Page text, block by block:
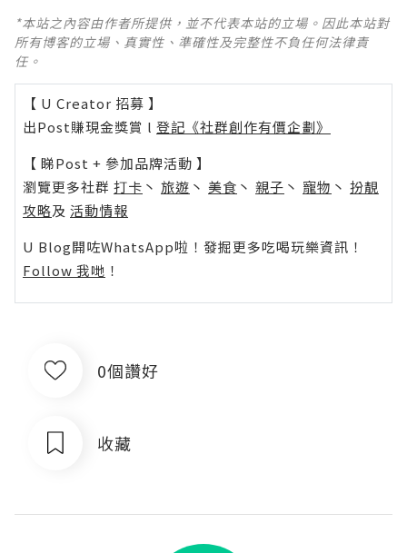
*本站之內容由作者所提供，並不代表本站的立場。因此本站對
所有博客的立場、真實性、準確性及完整性不負任何法律責
任。
【 U Creator 招募 】
出Post賺現金獎賞 l 登記《社群創作有價企劃》
【 睇Post + 參加品牌活動 】
瀏覽更多社群 打卡 丶 旅遊 丶 美食 丶 親子 丶 寵物 丶 扮靚
攻略及 活動情報
U Blog開咗WhatsApp啦！發掘更多吃喝玩樂資訊！
Follow 我哋 ！
0個讚好
收藏